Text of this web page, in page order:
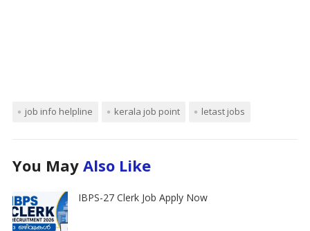
job info helpline kerala job point letast jobs
You May Also Like
IBPS-27 Clerk Job Apply Now